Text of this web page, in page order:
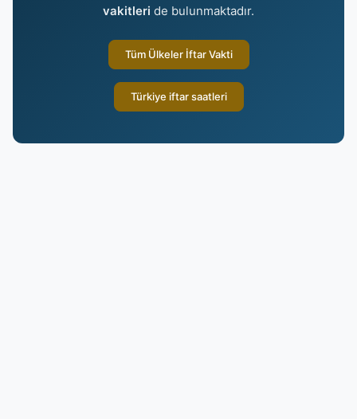
vakitleri de bulunmaktadır.
Tüm Ülkeler İftar Vakti
Türkiye iftar saatleri